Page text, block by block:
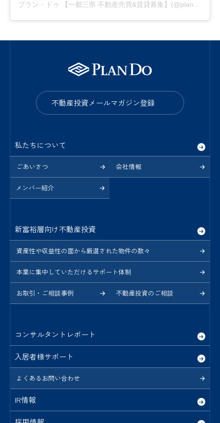
プラン・ドゥ 【一都三県 不動産売買&賃貸募集】(@plando_official)がシェアした投稿
不動産投資メールマガジン登録
私たちについて
ごあいさつ 会社情報
メンバー紹介
新富裕層向け不動産投資
資産性や収益性の面から厳選された物件の数々
本業に集中していただけるサポート体制
お取引・ご相談事例 不動産投資のご相談
コンサルタントレポート
入居者様サポート
よくあるお問い合わせ
IR情報